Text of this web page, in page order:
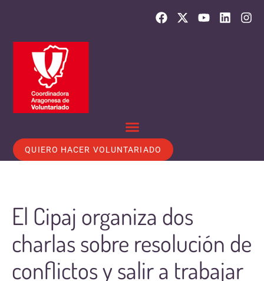
QUIERO HACER VOLUNTARIADO
El Cipaj organiza dos
charlas sobre resolución de
conflictos y salir a trabajar